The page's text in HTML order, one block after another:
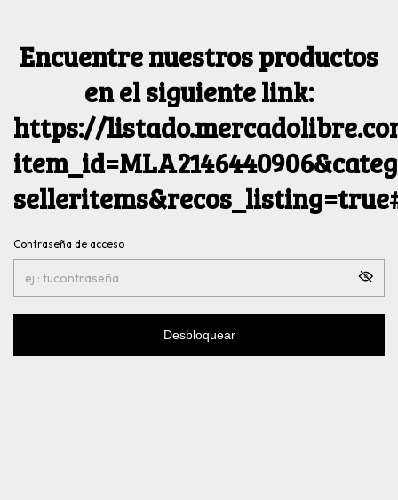
Encuentre nuestros productos
en el siguiente link:
https://
Contraseña de acceso
Desbloquear